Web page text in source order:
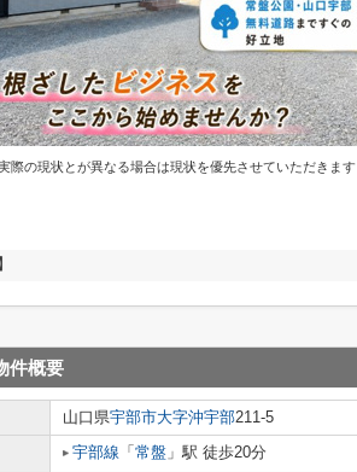
際の現状とが異なる場合は現状を優先させていただきます
件概要
山口県宇部市大字沖宇部211-5
宇部線 「 常盤 」駅 徒歩20分